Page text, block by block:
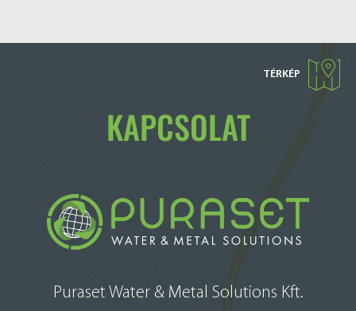
KAPCSOLAT
TÉRKÉP
Puraset Water & Metal Solutions Kft.